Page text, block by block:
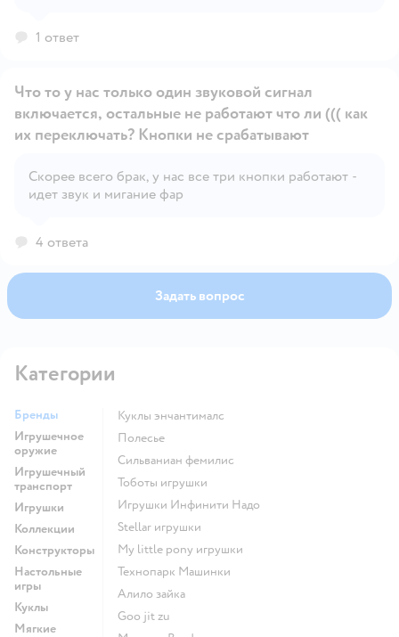
1 ответ
Открыть вопрос
Что то у нас только один звуковой сигнал
включается, остальные не работают что ли ((( как
их переключать? Кнопки не срабатывают
Скорее всего брак, у нас все три кнопки работают -
идет звук и мигание фар
4 ответа
Задать вопрос
Категории
Бренды
Игрушечное
оружие
Игрушечный
транспорт
Игрушки
Коллекции
Конструкторы
Настольные
игры
Куклы
Мягкие
Куклы энчантималс
Полесье
Сильваниан фемилис
Тоботы игрушки
Игрушки Инфинити Надо
Stellar игрушки
my little pony игрушки
Технопарк Машинки
Алило зайка
Goo jit zu